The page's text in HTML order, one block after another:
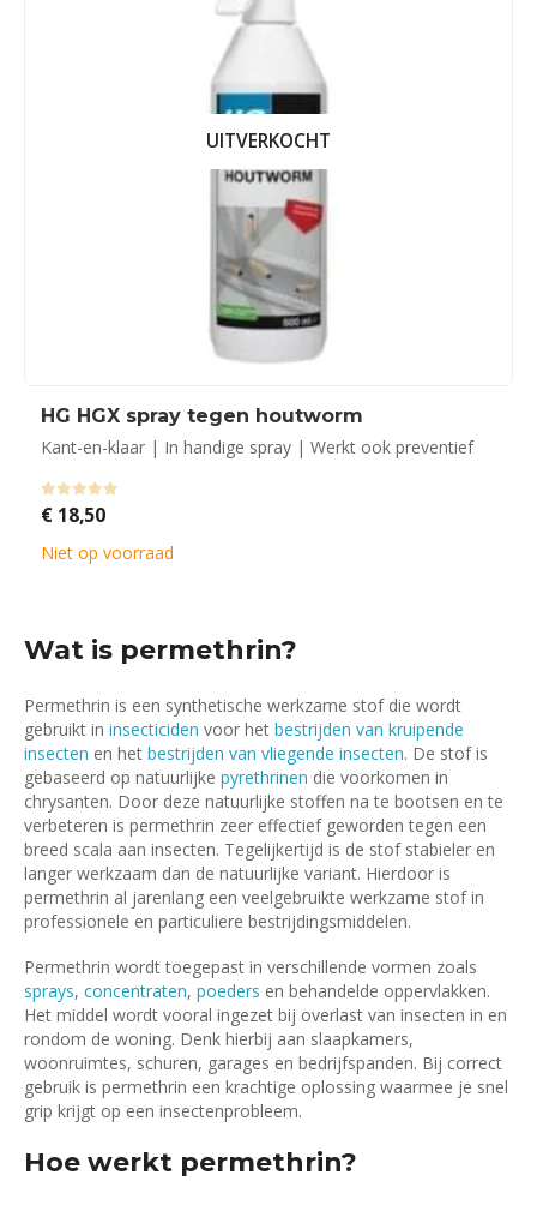
UITVERKOCHT
HG HGX spray tegen houtworm
Kant-en-klaar | In handige spray | Werkt ook preventief
0out of 5
€ 18,50
Niet op voorraad
Wat is permethrin?
Permethrin is een synthetische werkzame stof die wordt
gebruikt in insecticiden voor het bestrijden van kruipende
insecten en het bestrijden van vliegende insecten. De stof is
gebaseerd op natuurlijke pyrethrinen die voorkomen in
chrysanten. Door deze natuurlijke stoffen na te bootsen en te
verbeteren is permethrin zeer effectief geworden tegen een
breed scala aan insecten. Tegelijkertijd is de stof stabieler en
langer werkzaam dan de natuurlijke variant. Hierdoor is
permethrin al jarenlang een veelgebruikte werkzame stof in
professionele en particuliere bestrijdingsmiddelen.
Permethrin wordt toegepast in verschillende vormen zoals
sprays, concentraten, poeders en behandelde oppervlakken.
Het middel wordt vooral ingezet bij overlast van insecten in en
rondom de woning. Denk hierbij aan slaapkamers,
woonruimtes, schuren, garages en bedrijfspanden. Bij correct
gebruik is permethrin een krachtige oplossing waarmee je snel
grip krijgt op een insectenprobleem.
Hoe werkt permethrin?